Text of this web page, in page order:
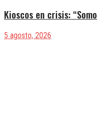
Kioscos en crisis:
5 agosto, 2026